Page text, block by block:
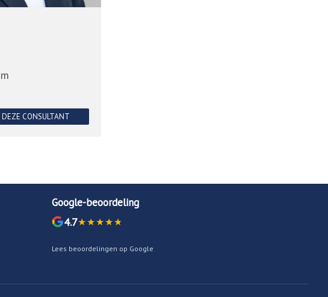
CONSULTANT
Google-beoordeling
4.7
Lees beoordelingen op Google